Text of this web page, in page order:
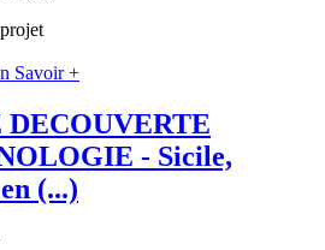
Savoir +
DECOUVERTE
- Sicile,
(...)